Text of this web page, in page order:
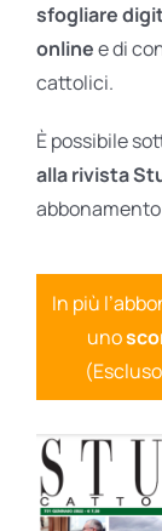
Ares Gift
sfogliare
onlinee di
cattolici.
È possibile
alla rivista
In più
uno